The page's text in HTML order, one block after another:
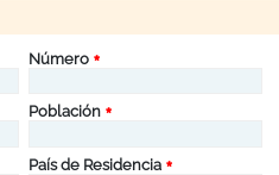
Número
Población
País de Residencia